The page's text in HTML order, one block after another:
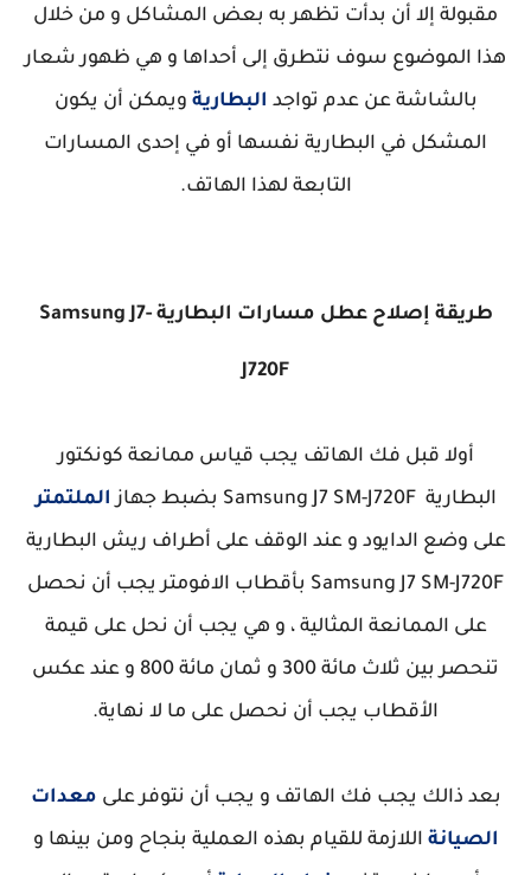
مقبولة إلا أن بدأت تظهر به بعض المشاكل و من خلال
هذا الموضوع سوف نتطرق إلى أحداها و هي ظهور شعار
بالشاشة عن عدم تواجد البطارية ويمكن أن يكون
المشكل في البطارية نفسها أو في إحدى المسارات
التابعة لهذا الهاتف.
طريقة إصلاح عطل مسارات البطارية Samsung J7-
J720F
أولا قبل فك الهاتف يجب قياس ممانعة كونكتور
البطارية Samsung J7 SM-J720F بضبط جهاز
الملتمتر
على وضع الدايود و عند الوقف على أطراف ريش البطارية
Samsung J7 SM-J720F بأقطاب الافومتر يجب أن نحصل
على الممانعة المثالية ، و هي يجب أن نحل على قيمة
تنحصر بين ثلاث مائة 300 و ثمان مائة 800 و عند عكس
الأقطاب يجب أن نحصل على ما لا نهاية.
بعد ذالك يجب فك الهاتف و يجب أن نتوفر على معدات
الصيانة اللازمة للقيام بهذه العملية بنجاح ومن بينها و